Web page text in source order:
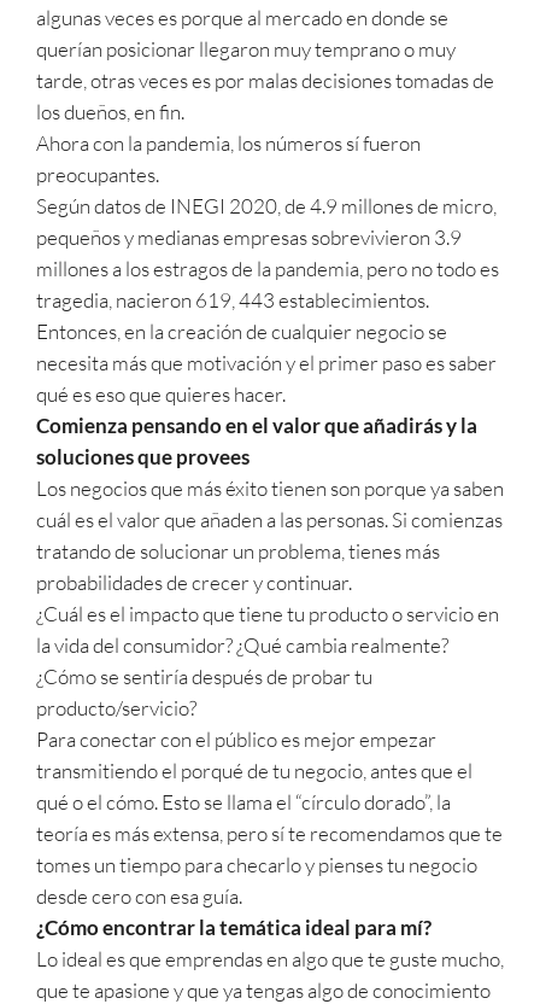
algunas veces es porque al mercado en donde se
querían posicionar llegaron muy temprano o muy
tarde, otras veces es por malas decisiones tomadas de
los dueños, en fin.
Ahora con la pandemia, los números sí fueron
preocupantes.
Según datos de INEGI 2020, de 4.9 millones de micro,
pequeños y medianas empresas sobrevivieron 3.9
millones a los estragos de la pandemia, pero no todo es
tragedia, nacieron 619, 443 establecimientos.
Entonces, en la creación de cualquier negocio se
necesita más que motivación y el primer paso es saber
qué es eso que quieres hacer.
Comienza pensando en el valor que añadirás y la
soluciones que provees
Los negocios que más éxito tienen son porque ya saben
cuál es el valor que añaden a las personas. Si comienzas
tratando de solucionar un problema, tienes más
probabilidades de crecer y continuar.
¿Cuál es el impacto que tiene tu producto o servicio en
la vida del consumidor? ¿Qué cambia realmente?
¿Cómo se sentiría después de probar tu
producto/servicio?
Para conectar con el público es mejor empezar
transmitiendo el porqué de tu negocio, antes que el
qué o el cómo. Esto se llama el “círculo dorado”, la
teoría es más extensa, pero sí te recomendamos que te
tomes un tiempo para checarlo y pienses tu negocio
desde cero con esa guía.
¿Cómo encontrar la temática ideal para mí?
Lo ideal es que emprendas en algo que te guste mucho,
que te apasione y que ya tengas algo de conocimiento